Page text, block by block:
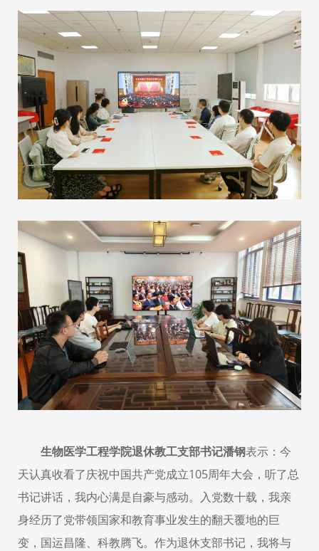
生物医学工程学院退休教工支部书记潘钢表示：今
天认真收看了庆祝中国共产党成立105周年大会，听了总
书记讲话，我内心满是自豪与感动。入党数十载，我亲
身经历了党带领国家和教育事业发生的翻天覆地的巨
变，国运昌隆、科教腾飞。作为退休支部书记，我将与